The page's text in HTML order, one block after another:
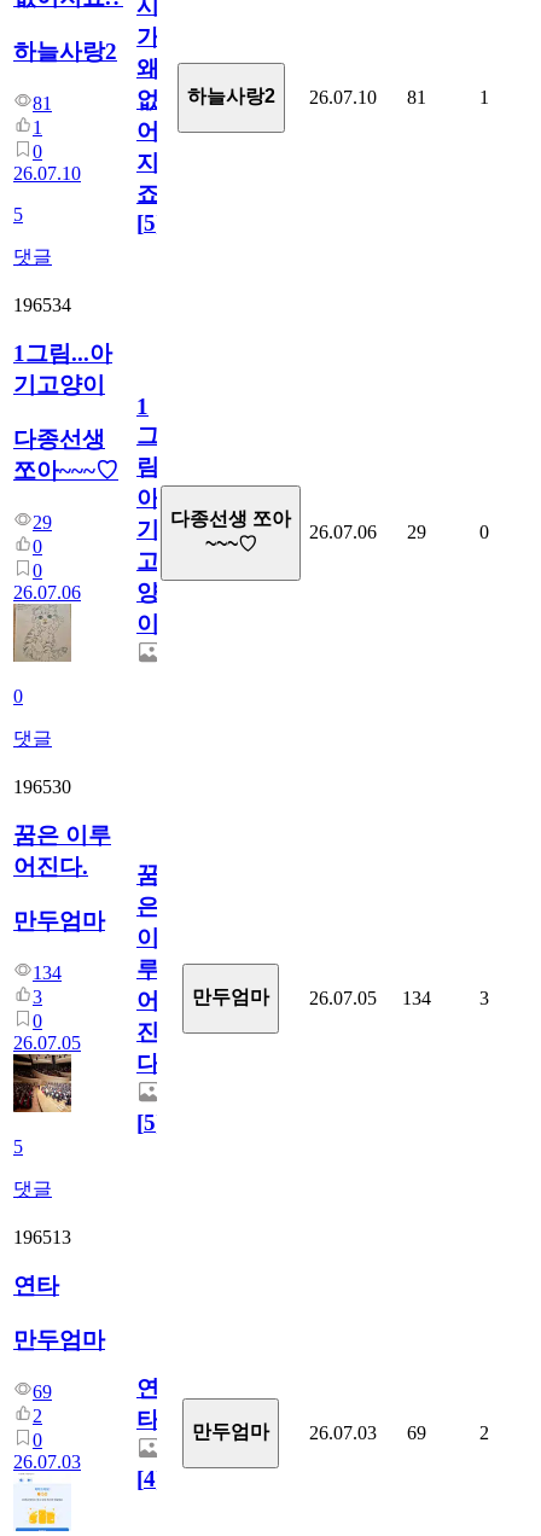
하늘사랑2
81
1
0
26.07.10
5
댓글
시
가
왜
없
어
지
죠.?
[5]
하늘사랑2 26.07.10 81 1
196534
1그림...아
기고양이
다종선생
쪼아~~~♡
29
0
0
26.07.06
0
댓글
1
그
림...
아
기
고
양
이
다종선생 쪼아
~~~♡
26.07.06 29 0
196530
꿈은 이루
어진다.
만두엄마
134
3
0
26.07.05
5
댓글
꿈
은
이
루
어
진
다.
[5]
만두엄마 26.07.05 134 3
196513
연타
만두엄마
69
2
0
26.07.03
연
타
[4]
만두엄마 26.07.03 69 2